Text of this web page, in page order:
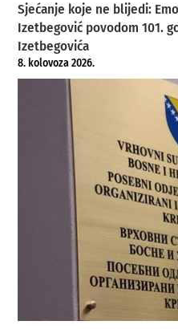
Sjećanje koje ne blijedi:
Izetbegović povodom 101.
Izetbegovića
8. kolovoza 2026.